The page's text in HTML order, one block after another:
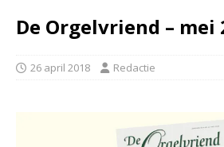
De Orgelvriend – mei
26 april 2018 Redactie